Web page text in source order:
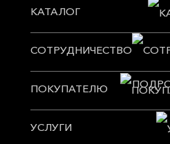
КАТАЛОГ
СОТРУДНИЧЕСТВО
ПОКУПАТЕЛЮ
УСЛУГИ